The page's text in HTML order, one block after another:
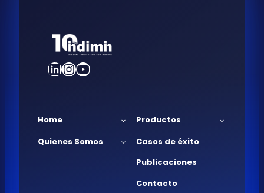
LinkedIn
Instagram
YouTube
Home
Productos
Quienes Somos
Casos de éxito
Publicaciones
Contacto